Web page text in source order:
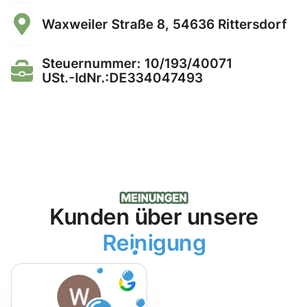
Waxweiler Straße 8, 54636 Rittersdorf
Steuernummer: 10/193/40071
USt.-IdNr.:DE334047493
Kunden über unsere
Reinigung